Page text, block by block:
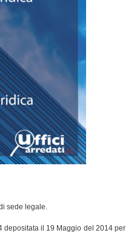
sede legale.
depositata il 19 Maggio del 2014 per